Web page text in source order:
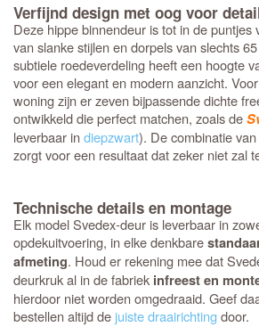
Verfijnd design met oog voor
Deze hippe binnendeur is tot in de puntjes
van slanke stijlen en dorpels van slechts
subtiele roedeverdeling heeft een hoogte
voor een elegant en modern aanzicht.
woning zijn er zeven bijpassende dichte
ontwikkeld die perfect matchen, zoals de
leverbaar indiepzwart). De combinatie
zorgt voor een resultaat dat zeker niet zal
Technische details en montage
Elk model Svedex-deur is leverbaar in
opdekuitvoering, in elke denkbare
afmeting. Houd er rekening mee dat
deurkruk al in de fabriek infreest en
hierdoor niet worden omgedraaid. Geef
bestellen altijd de juiste draairichtingdoor.